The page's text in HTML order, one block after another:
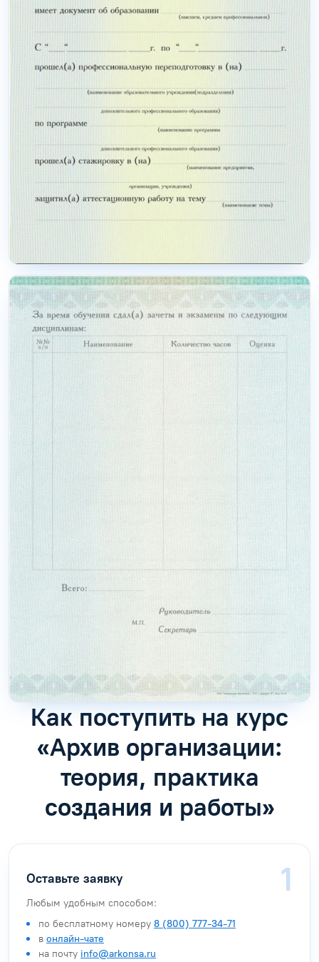
Как поступить на курс
«Архив организации:
теория, практика
создания и работы»
Оставьте заявку
Любым удобным способом:
по бесплатному номеру 8 (800) 777-34-71
в онлайн-чате
на почту info@arkonsa.ru